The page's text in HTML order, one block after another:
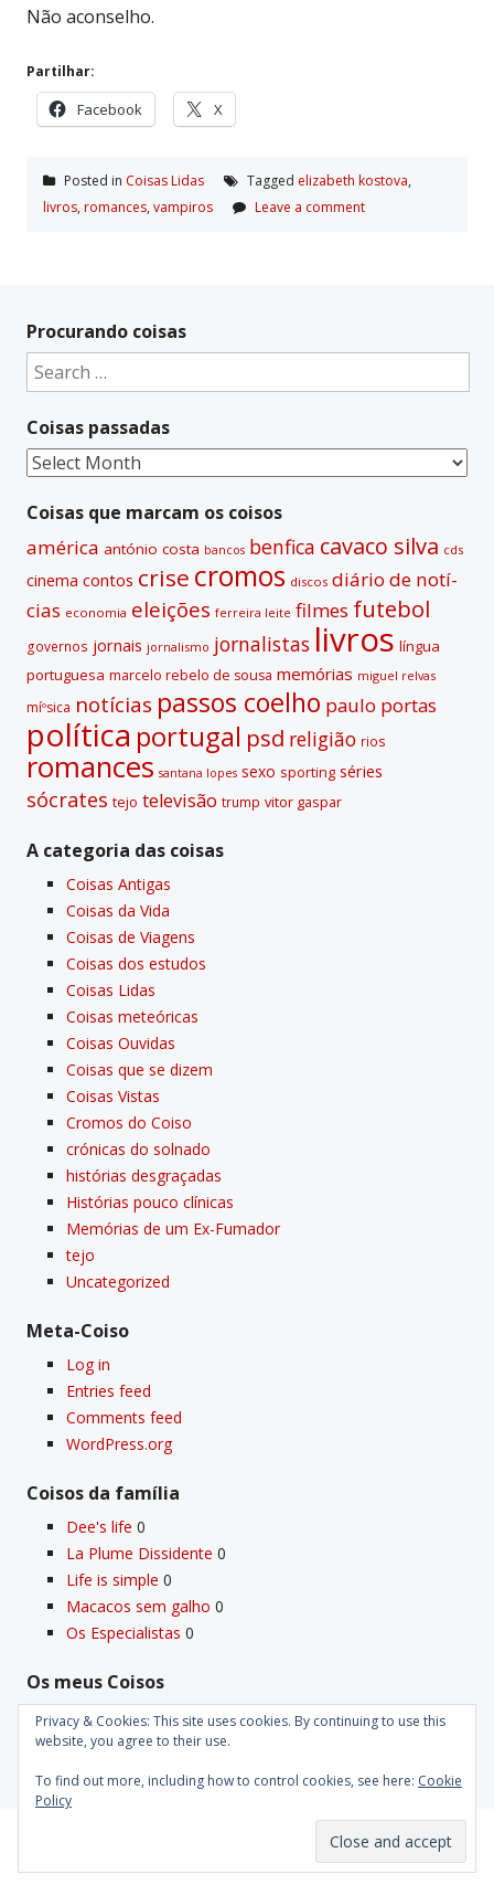
Não aconselho.
Partilhar:
Facebook X
Posted in Coisas Lidas Tagged elizabeth kostova,
livros, romances, vampiros Leave a comment
Procurando coisas
Search
for:
Coisas passadas
Coisas
Coisas que marcam os coisos
américa antónio costa bancos benfica cavaco silva cds
cinema contos crise cromos discos diário de notí­
cias economia eleições ferreira leite filmes futebol
governos jornais jornalismo jornalistas livros lí­ngua
portuguesa marcelo rebelo de sousa memórias miguel relvas
míºsica notí­cias passos coelho paulo portas
polí­tica portugal psd religião rios
romances santana lopes sexo sporting séries
sócrates tejo televisão trump vitor gaspar
A categoria das coisas
Coisas Antigas
Coisas da Vida
Coisas de Viagens
Coisas dos estudos
Coisas Lidas
Coisas meteóricas
Coisas Ouvidas
Coisas que se dizem
Coisas Vistas
Cromos do Coiso
crónicas do solnado
histórias desgraçadas
Histórias pouco clí­nicas
Memórias de um Ex-Fumador
tejo
Uncategorized
Meta-Coiso
Log in
Entries feed
Comments feed
WordPress.org
Coisos da famí­lia
Dee's life 0
La Plume Dissidente 0
Life is simple 0
Macacos sem galho 0
Os Especialistas 0
Os meus Coisos
Deus0
Velho Coiso0
Theme: Kubrick 2014.
Privacy & Cookies: This site uses cookies. By continuing to use this
website, you agree to their use.
To find out more, including how to control cookies, see here: Cookie
Policy